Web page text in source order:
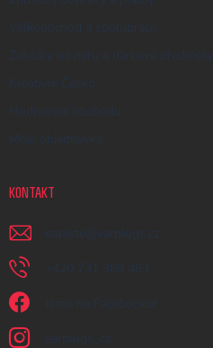
Velkoobchod a spolupráce
Zakázky na míru a dárkové předměty
Kreativní Česko
Hodnocení obchodu
Moje objednávka
KONTAKT
napiste @ earplugs.cz
+420 731 389 483
Jsme na Facebooku!
earplugs_cz